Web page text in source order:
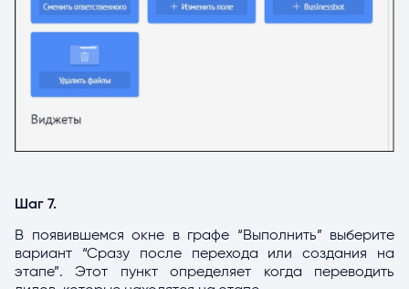
Шаг 7.
В появившемся окне в графе “Выполнить” выберите
вариант “Сразу после перехода или создания на
этапе”. Этот пункт определяет когда переводить